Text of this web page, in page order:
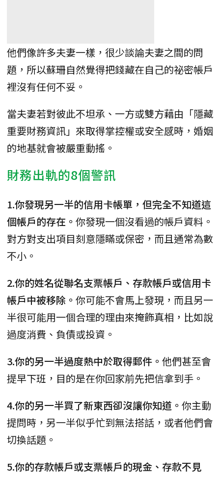
他們像許多夫妻一樣，很少談論夫妻之間的問
題，所以蘇珊自然覺得把錢藏在自己的祕密帳戶
裡沒有任何不妥。
當夫妻若對彼此不坦承、一方或雙方藉由「隱藏
重要財務資訊」來取得掌控權或安全感時，婚姻
的地基就會被嚴重動搖。
財務出軌的8個警訊
1.你發現另一半的信用卡帳單，但完全不知道這
個帳戶的存在。 你發現一個沒看過的帳戶資料。
對方對支出項目刻意隱瞞或保密，而且通常為數
不小。
2.你的姓名從聯名支票帳戶、存款帳戶或信用卡
帳戶中被移除。 你可能不會馬上發現，而且另一
半很可能用一個合理的理由來掩飾真相，比如說
過度消費、負債或投資。
3.你的另一半過度熱中於取得郵件。 他們甚至會
提早下班，目的是在你回家前先把信拿到手。
4.你的另一半買了新東西卻沒讓你知道。 你主動
提問時，另一半似乎忙到無法搭話，或者他們會
切換話題。
5.你的存款帳戶或支票帳戶的現金、存款不見